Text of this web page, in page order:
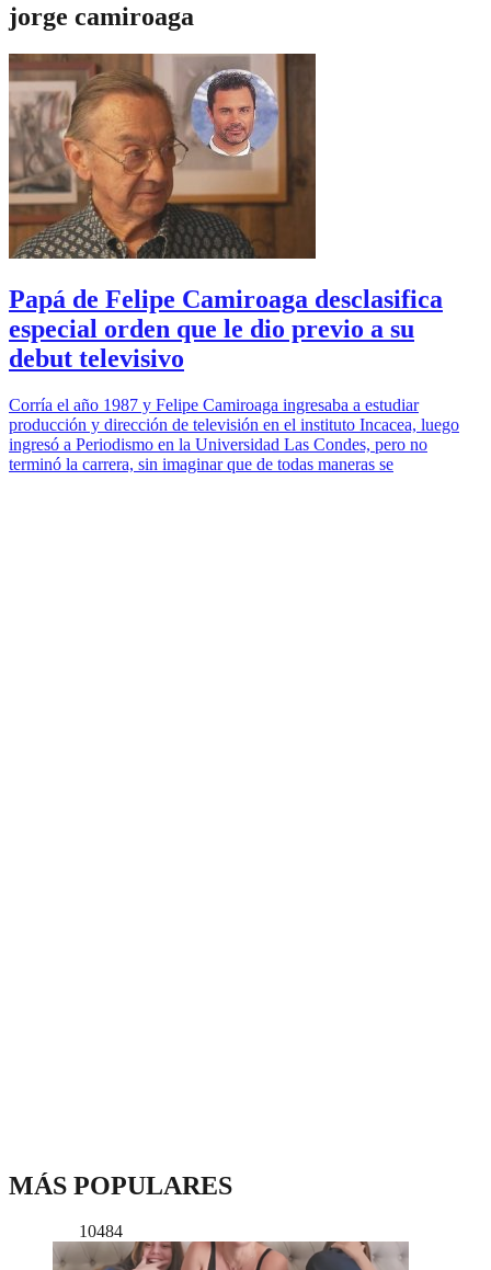
jorge camiroaga
Papá de Felipe Camiroaga desclasifica
especial orden que le dio previo a su
debut televisivo
Corría el año 1987 y Felipe Camiroaga ingresaba a estudiar
producción y dirección de televisión en el instituto Incacea, luego
ingresó a Periodismo en la Universidad Las Condes, pero no
terminó la carrera, sin imaginar que de todas maneras se
MÁS POPULARES
10484